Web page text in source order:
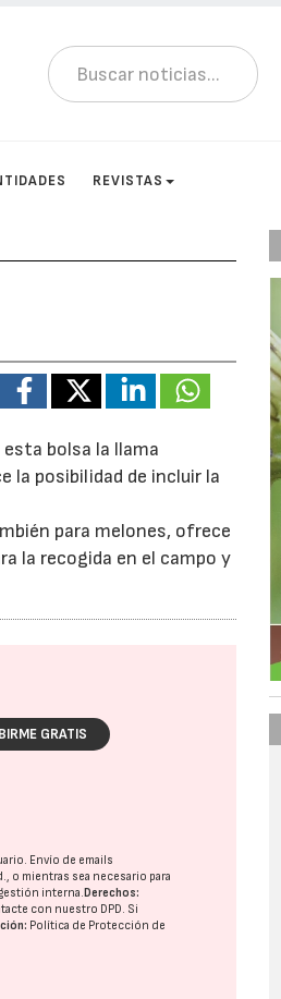
REVISTAS
bolsa la llama
la posibilidad de incluir la
para melones, ofrece
la recogida en el campo y
GRATIS
Envío de emails
o mientras sea necesario para
interna. Derechos:
con nuestro DPD. Si
Política de Protección de